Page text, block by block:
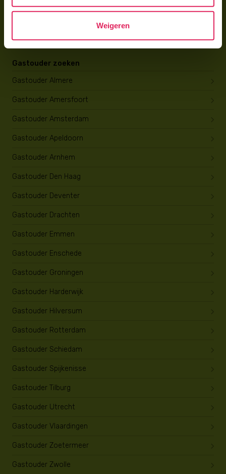
Weigeren
Wat verdient een gastouder?
Gastouder zoeken
Gastouder Almere
Gastouder Amersfoort
Gastouder Amsterdam
Gastouder Apeldoorn
Gastouder Arnhem
Gastouder Den Haag
Gastouder Deventer
Gastouder Drachten
Gastouder Emmen
Gastouder Enschede
Gastouder Groningen
Gastouder Harderwijk
Gastouder Hilversum
Gastouder Rotterdam
Gastouder Schiedam
Gastouder Spijkenisse
Gastouder Tilburg
Gastouder Utrecht
Gastouder Vlaardingen
Gastouder Zoetermeer
Gastouder Zwolle